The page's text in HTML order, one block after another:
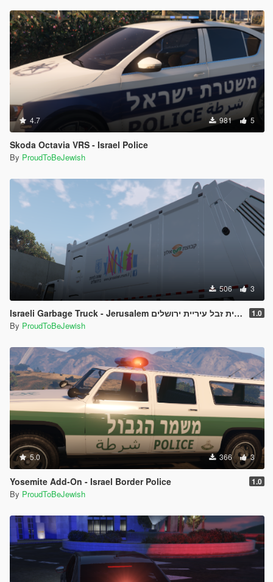
4.7 981 5
Skoda Octavia VRS - Israel Police
By ProudToBeJewish
506 3
Israeli Garbage Truck - Jerusalem משאית זבל עיריית ירושלים 1.0
By ProudToBeJewish
5.0 366 3
Yosemite Add-On - Israel Border Police 1.0
By ProudToBeJewish